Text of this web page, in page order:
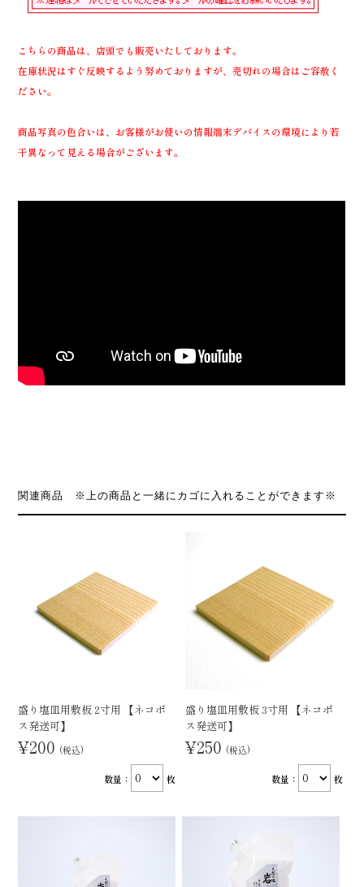
こちらの商品は、店頭でも販売いたしております。
在庫状況はすぐ反映するよう努めておりますが、売切れの場合はご容赦く
ださい。
商品写真の色合いは、お客様がお使いの情報端末デバイスの環境により若
干異なって見える場合がございます。
関連商品 ※上の商品と一緒にカゴに入れることができます※
盛り塩皿用敷板 2寸用 【ネコポ
ス発送可】
¥200 (税込)
数量： 枚
盛り塩皿用敷板 3寸用 【ネコポ
ス発送可】
¥250 (税込)
数量： 枚